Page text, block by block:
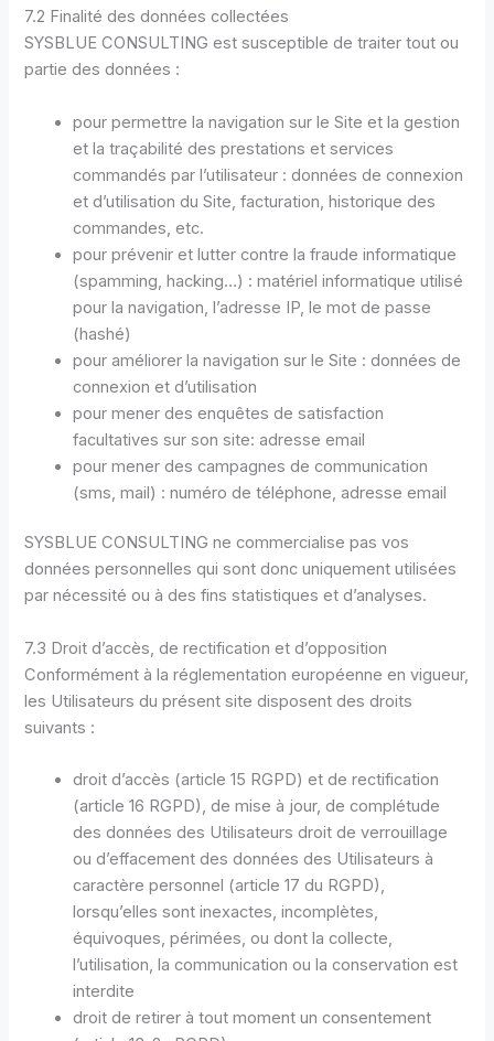
7.2 Finalité des données collectées
SYSBLUE CONSULTING est susceptible de traiter tout ou
partie des données :
pour permettre la navigation sur le Site et la gestion
et la traçabilité des prestations et services
commandés par l’utilisateur : données de connexion
et d’utilisation du Site, facturation, historique des
commandes, etc.
pour prévenir et lutter contre la fraude informatique
(spamming, hacking…) : matériel informatique utilisé
pour la navigation, l’adresse IP, le mot de passe
(hashé)
pour améliorer la navigation sur le Site : données de
connexion et d’utilisation
pour mener des enquêtes de satisfaction
facultatives sur son site: adresse email
pour mener des campagnes de communication
(sms, mail) : numéro de téléphone, adresse email
SYSBLUE CONSULTING ne commercialise pas vos
données personnelles qui sont donc uniquement utilisées
par nécessité ou à des fins statistiques et d’analyses.
7.3 Droit d’accès, de rectification et d’opposition
Conformément à la réglementation européenne en vigueur,
les Utilisateurs du présent site disposent des droits
suivants :
droit d’accès (article 15 RGPD) et de rectification
(article 16 RGPD), de mise à jour, de complétude
des données des Utilisateurs droit de verrouillage
ou d’effacement des données des Utilisateurs à
caractère personnel (article 17 du RGPD),
lorsqu’elles sont inexactes, incomplètes,
équivoques, périmées, ou dont la collecte,
l’utilisation, la communication ou la conservation est
interdite
droit de retirer à tout moment un consentement